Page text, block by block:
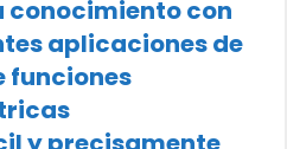
conocimiento con
aplicaciones de
funciones